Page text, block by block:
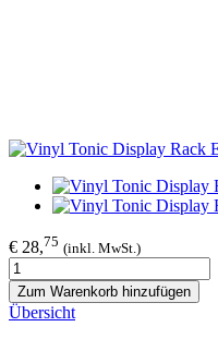
€ 28,75 (inkl. MwSt.)
Zum Warenkorb hinzufügen
Übersicht